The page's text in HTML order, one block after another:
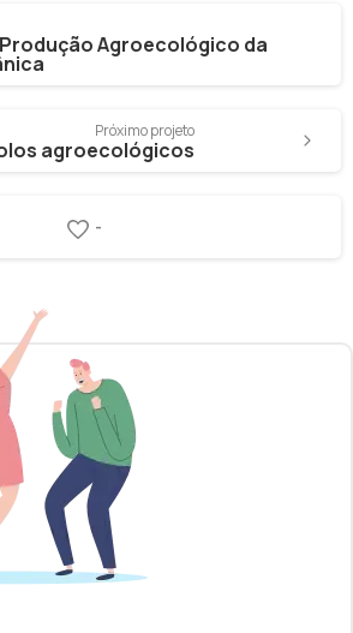
Agroecológico da
Próximo projeto
agroecológicos
-